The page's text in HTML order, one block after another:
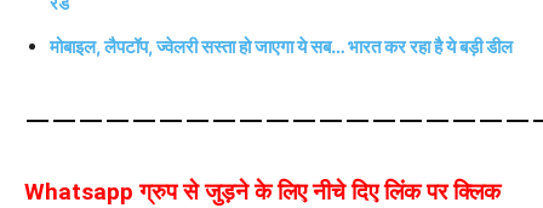
मोबाइल, लैपटॉप, ज्वेलरी सस्ता हो जाएगा ये सब… भारत कर रहा है ये बड़ी डील
Whatsapp ग्रुप से जुड़ने के लिए नीचे दिए लिंक पर क्लिक